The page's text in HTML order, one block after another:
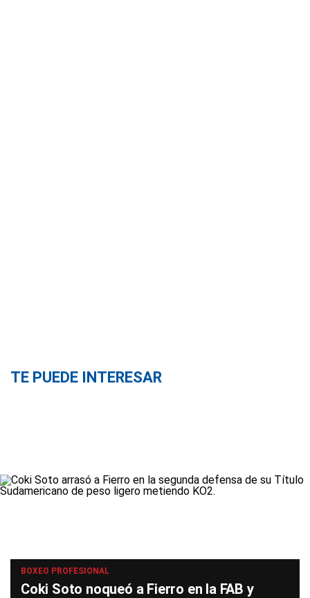
TE PUEDE INTERESAR
BOXEO PROFESIONAL
Coki Soto noqueó a Fierro en la FAB y